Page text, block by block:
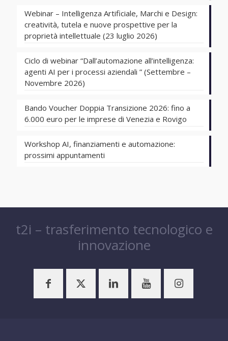
Webinar – Intelligenza Artificiale, Marchi e Design:
creatività, tutela e nuove prospettive per la
proprietà intellettuale (23 luglio 2026)
Ciclo di webinar “Dall’automazione all’intelligenza:
agenti AI per i processi aziendali ” (Settembre –
Novembre 2026)
Bando Voucher Doppia Transizione 2026: fino a
6.000 euro per le imprese di Venezia e Rovigo
Workshop AI, finanziamenti e automazione:
prossimi appuntamenti
t2i – trasferimento tecnologico e
innovazione